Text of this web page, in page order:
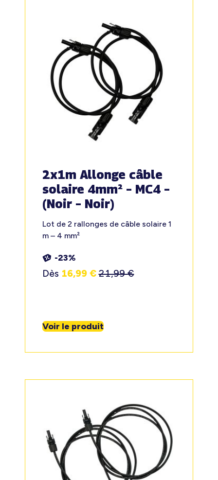
2x1m Allonge câble
solaire 4mm² – MC4 –
(Noir – Noir)
Lot de 2 rallonges de câble solaire 1
m – 4 mm²
-23%
Dès 16,99€21,99€
Voir le produit